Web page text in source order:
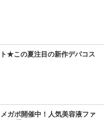
★この夏注目の新作デパコス
ガポ開催中！人気美容液ファ